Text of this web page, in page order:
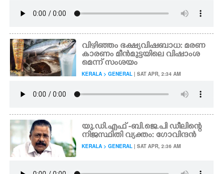
വിഴിഞ്ഞം ഭക്ഷ്യവിഷബാധ: മരണ
കാരണം മീൻമുട്ടയിലെ വിഷാംശ
മെന്ന് സംശയം
KERALA > GENERAL | SAT APR, 2:34 AM
യു.ഡി.എഫ് -ബി.ജെ.പി ഡീലിന്റെ
നിജസ്ഥിതി വ്യക്തം: ഗോവിന്ദൻ
KERALA > GENERAL | SAT APR, 2:36 AM